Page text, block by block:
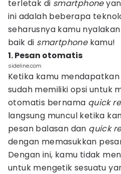
terletak di smartphone
ini adalah beberapa
seharusnya kamu
baik di smartphonekamu!
1. Pesan otomatis
sideline.com
Ketika kamu
sudah memiliki opsi untuk
otomatis bernama quick
langsung muncul ketika
pesan balasan dan quick
dengan memasukkan
Dengan ini, kamu tidak
untuk mengetik sesuatu